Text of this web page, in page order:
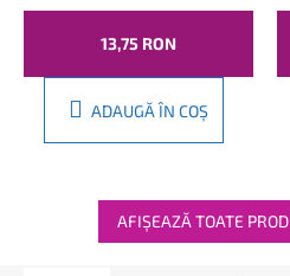
13,75 RON
ADAUGĂ ÎN COŞ
AFIŞEAZĂ TOATE